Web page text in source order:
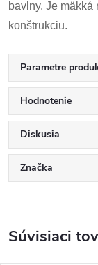
bavlny. Je
konštrukciu.
Parametre
Hodnotenie
Diskusia
Značka
Súvisiaci